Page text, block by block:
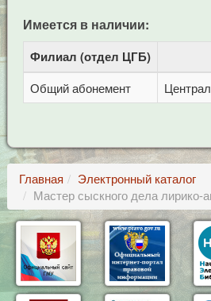
Имеется в наличии:
Филиал (отдел ЦГБ)
Общий абонемент
Главная
Электронный каталог
Мастер сыскного дела лирико-